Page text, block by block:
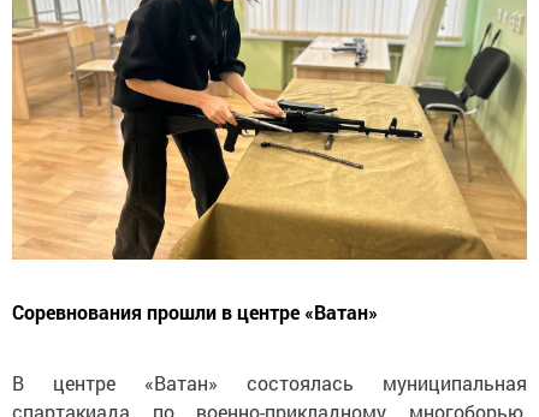
Соревнования прошли в центре «Ватан»
В центре «Ватан» состоялась муниципальная